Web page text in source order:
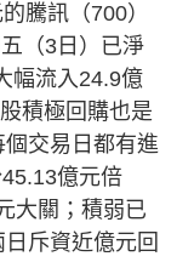
騰訊（700）
（3日）已淨
幅流入24.9億
積極回購也是
交易日都有進
億元倍
大關；積弱已
斥資近億元回